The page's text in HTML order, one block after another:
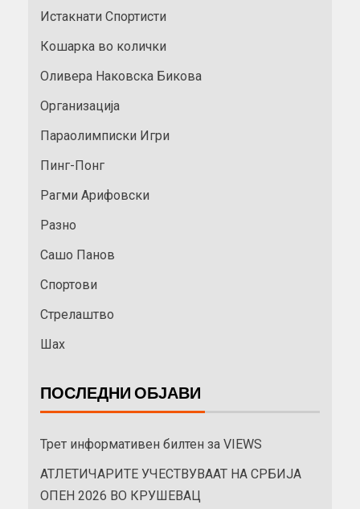
Истакнати Спортисти
Кошарка во колички
Оливера Наковска Бикова
Организација
Параолимписки Игри
Пинг-Понг
Рагми Арифовски
Разно
Сашо Панов
Спортови
Стрелаштво
Шах
ПОСЛЕДНИ ОБЈАВИ
Трет информативен билтен за VIEWS
АТЛЕТИЧАРИТЕ УЧЕСТВУВААТ НА СРБИЈА
ОПЕН 2026 ВО КРУШЕВАЦ